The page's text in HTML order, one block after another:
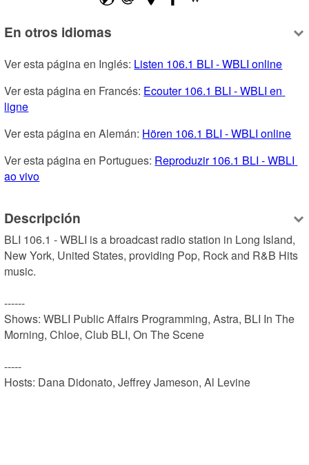
En otros idiomas
Ver esta página en Inglés: Listen 106.1 BLI - WBLI online
Ver esta página en Francés: Ecouter 106.1 BLI - WBLI en
ligne
Ver esta página en Alemán: Hören 106.1 BLI - WBLI online
Ver esta página en Portugues: Reproduzir 106.1 BLI - WBLI
ao vivo
Descripción
BLI 106.1 - WBLI is a broadcast radio station in Long Island,
New York, United States, providing Pop, Rock and R&B Hits
music.
------
Shows: WBLI Public Affairs Programming, Astra, BLI In The
Morning, Chloe, Club BLI, On The Scene
-----
Hosts: Dana Didonato, Jeffrey Jameson, Al Levine